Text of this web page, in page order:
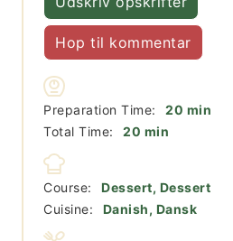
Hop til kommentar
Preparation Time: 20 minutter
min
Total Time:
20 minutter
min
Course:
Dessert, Dessert
Cuisine:
Danish, Dansk